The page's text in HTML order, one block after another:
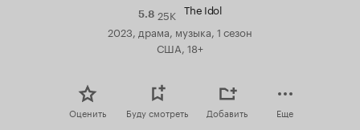
5.8Рейтинг
5.8
25K The Idol
2023, драма, музыка, 1 сезон
США, 18+
Оценить Буду смотреть Добавить Еще